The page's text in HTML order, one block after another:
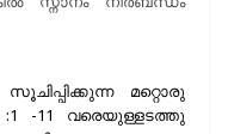
മറ്റൊരു
:1 -11 വരെയുള്ളടത്തു